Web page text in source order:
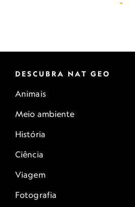
DESCUBRA NAT GEO
Animais
Meio ambiente
História
Ciência
Viagem
Fotografia